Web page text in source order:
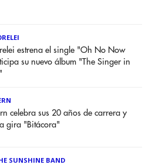
estrena el single "Oh No Now
su nuevo álbum "The Singer in
celebra sus 20 años de carrera y
gira "Bitácora"
SUNSHINE BAND